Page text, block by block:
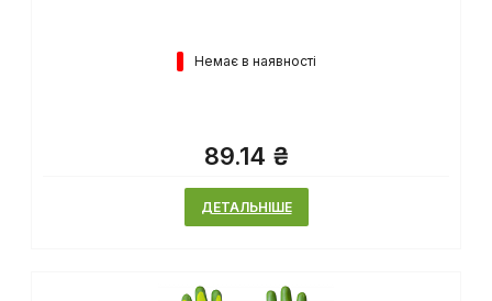
Немає в наявності
89.14 ₴
ДЕТАЛЬНІШЕ